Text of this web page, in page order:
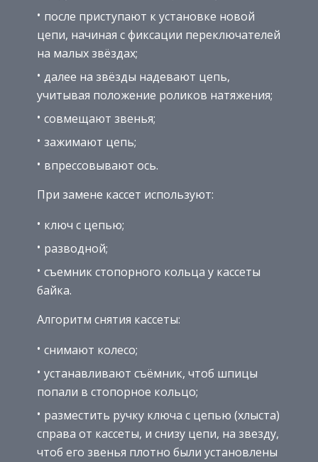
после приступают к установке новой
цепи, начиная с фиксации переключателей
на малых звёздах;
далее на звёзды надевают цепь,
учитывая положение роликов натяжения;
совмещают звенья;
зажимают цепь;
впрессовывают ось.
При замене кассет используют:
ключ с цепью;
разводной;
съемник стопорного кольца у кассеты
байка.
Алгоритм снятия кассеты:
снимают колесо;
устанавливают съёмник, чтоб шпицы
попали в стопорное кольцо;
разместить ручку ключа с цепью (хлыста)
справа от кассеты, и снизу цепи, на звезду,
чтоб его звенья плотно были установлены